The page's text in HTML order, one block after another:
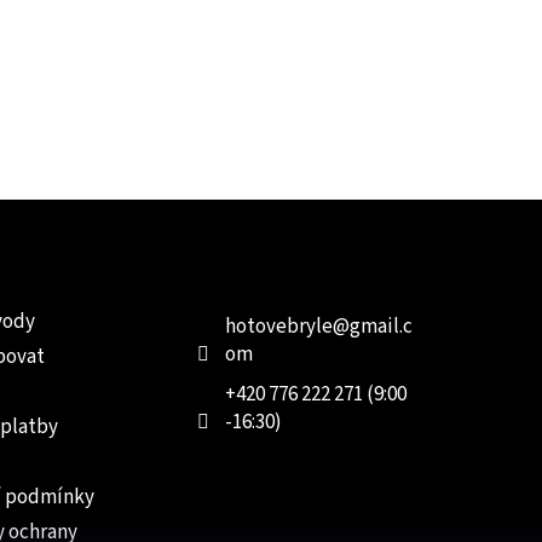
podmínky
ochrany
hotovebryle@gmail.c
om
+420 776 222 271 (9:00
-16:30)